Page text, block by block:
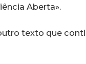
Aberta».
texto que